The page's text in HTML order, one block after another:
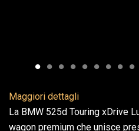
Maggiori dettagli
La BMW 525d Touring xDrive
wagon premium che unisce